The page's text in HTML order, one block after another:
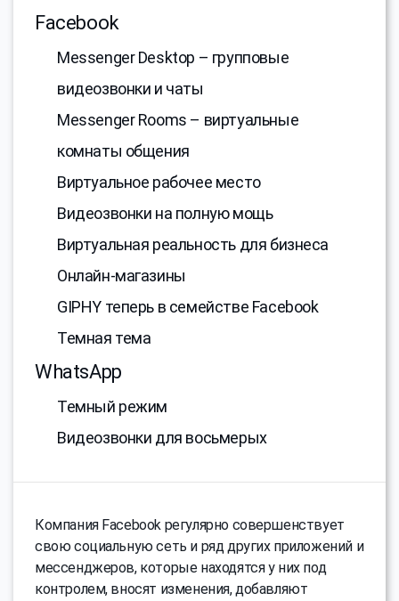
Facebook
Messenger Desktop – групповые
видеозвонки и чаты
Messenger Rooms – виртуальные
комнаты общения
Виртуальное рабочее место
Видеозвонки на полную мощь
Виртуальная реальность для бизнеса
Онлайн-магазины
GIPHY теперь в семействе Facebook
Темная тема
WhatsApp
Темный режим
Видеозвонки для восьмерых
Компания Facebook регулярно совершенствует
свою социальную сеть и ряд других приложений и
мессенджеров, которые находятся у них под
контролем, вносят изменения, добавляют